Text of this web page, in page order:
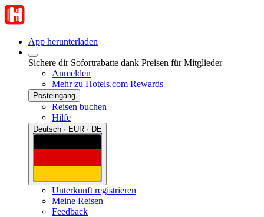
App herunterladen
Sichere dir Sofortrabatte dank Preisen für Mitglieder
Anmelden
Mehr zu Hotels.com Rewards
Posteingang
Reisen buchen
Hilfe
Deutsch · EUR · DE
Unterkunft registrieren
Meine Reisen
Feedback